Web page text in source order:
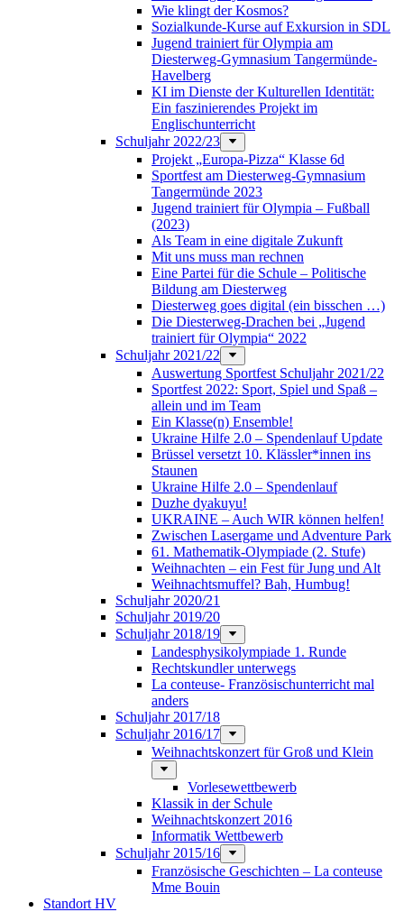
Wie klingt der Kosmos?
Sozialkunde-Kurse auf Exkursion in SDL
Jugend trainiert für Olympia am
Diesterweg-Gymnasium Tangermünde-
Havelberg
KI im Dienste der Kulturellen Identität:
Ein faszinierendes Projekt im
Englischunterricht
Schuljahr 2022/23
Projekt „Europa-Pizza“ Klasse 6d
Sportfest am Diesterweg-Gymnasium
Tangermünde 2023
Jugend trainiert für Olympia – Fußball
(2023)
Als Team in eine digitale Zukunft
Mit uns muss man rechnen
Eine Partei für die Schule – Politische
Bildung am Diesterweg
Diesterweg goes digital (ein bisschen …)
Die Diesterweg-Drachen bei „Jugend
trainiert für Olympia“ 2022
Schuljahr 2021/22
Auswertung Sportfest Schuljahr 2021/22
Sportfest 2022: Sport, Spiel und Spaß –
allein und im Team
Ein Klasse(n) Ensemble!
Ukraine Hilfe 2.0 – Spendenlauf Update
Brüssel versetzt 10. Klässler*innen ins
Staunen
Ukraine Hilfe 2.0 – Spendenlauf
Duzhe dyakuyu!
UKRAINE – Auch WIR können helfen!
Zwischen Lasergame und Adventure Park
61. Mathematik-Olympiade (2. Stufe)
Weihnachten – ein Fest für Jung und Alt
Weihnachtsmuffel? Bah, Humbug!
Schuljahr 2020/21
Schuljahr 2019/20
Schuljahr 2018/19
Landesphysikolympiade 1. Runde
Rechtskundler unterwegs
La conteuse- Französischunterricht mal
anders
Schuljahr 2017/18
Schuljahr 2016/17
Weihnachtskonzert für Groß und Klein
Vorlesewettbewerb
Klassik in der Schule
Weihnachtskonzert 2016
Informatik Wettbewerb
Schuljahr 2015/16
Französische Geschichten – La conteuse
Mme Bouin
Standort HV